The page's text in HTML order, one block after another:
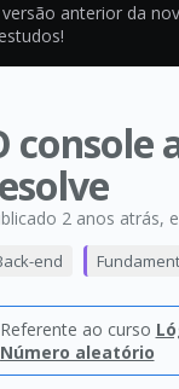
anterior da
console
2 anos atrás,
end
Referente ao curso
Número aleatório